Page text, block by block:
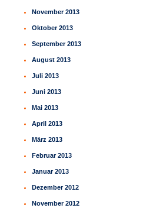
November 2013
Oktober 2013
September 2013
August 2013
Juli 2013
Juni 2013
Mai 2013
April 2013
März 2013
Februar 2013
Januar 2013
Dezember 2012
November 2012